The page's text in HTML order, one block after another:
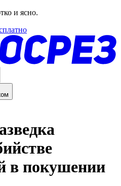
и ясно.
в покушении